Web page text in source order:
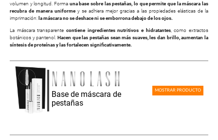
volumen y longitud. Forma una base sobre las pestañas, lo que permite que la máscara las
recubra de manera uniformey se adhiera mejor gracias a las propiedades elásticas de la
imprimación: la máscara no se deshace ni se emborrona debajo de los ojos.
La máscara transparente contiene ingredientes nutritivos e hidratantes, como extractos
botánicos y pantenol. Hacen que las pestañas sean más suaves, les dan brillo, aumentan la
síntesis de proteínas y las fortalecen significativamente.
Base de máscara de
pestañas
MOSTRAR PRODUCTO